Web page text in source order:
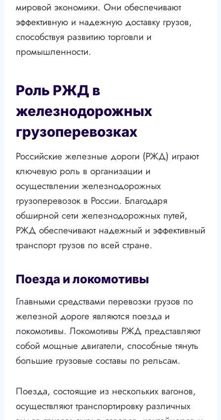
мировой экономики. Они обеспечивают
эффективную и надежную доставку грузов,
способствуя развитию торговли и
промышленности.
Роль РЖД в
железнодорожных
грузоперевозках
Российские железные дороги (РЖД) играют
ключевую роль в организации и
осуществлении железнодорожных
грузоперевозок в России. Благодаря
обширной сети железнодорожных путей,
РЖД обеспечивают надежный и эффективный
транспорт грузов по всей стране.
Поезда и локомотивы
Главными средствами перевозки грузов по
железной дороге являются поезда и
локомотивы. Локомотивы РЖД представляют
собой мощные двигатели, способные тянуть
большие грузовые составы по рельсам.
Поезда, состоящие из нескольких вагонов,
осуществляют транспортировку различных